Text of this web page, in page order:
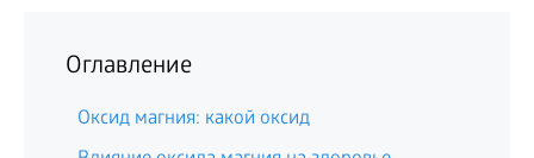
Оглавление
Оксид магния: какой оксид